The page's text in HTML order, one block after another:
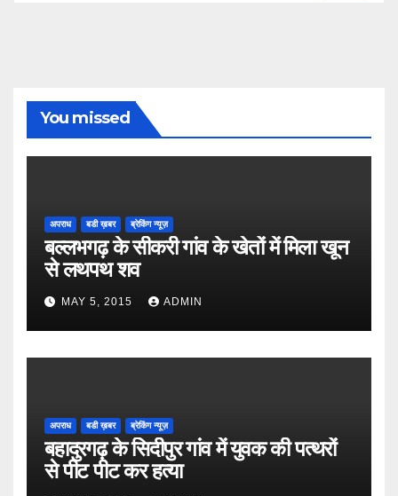
You missed
अपराध बडी ख़बर ब्रेकिंग न्यूज़
बल्लभगढ़ के सीकरी गांव के खेतों में मिला खून
से लथपथ शव
MAY 5, 2015 ADMIN
अपराध बडी ख़बर ब्रेकिंग न्यूज़
बहादुरगढ़ के सिदीपुर गांव में युवक की पत्थरों
से पीट पीट कर हत्या